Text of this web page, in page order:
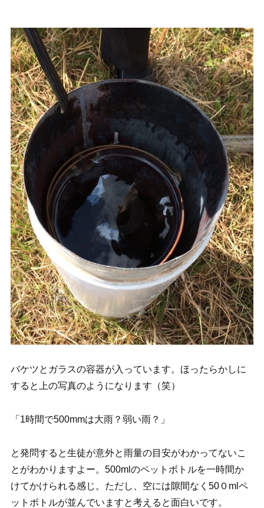
バケツとガラスの容器が入っています。ほったらかしに
すると上の写真のようになります（笑）
「1時間で500mmは大雨？弱い雨？」
と発問すると生徒が意外と雨量の目安がわかってないこ
とがわかりますよー。500mlのペットボトルを一時間か
けてかけられる感じ。ただし、空には隙間なく50０mlペ
ットボトルが並んでいますと考えると面白いです。